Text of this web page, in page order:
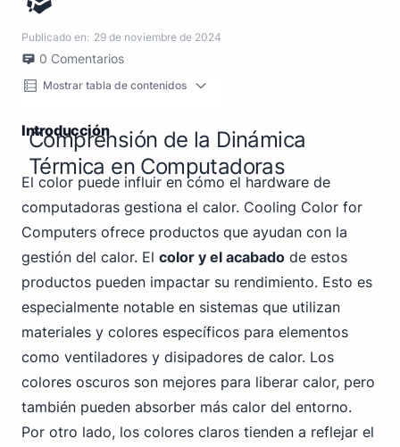
Publicado en: 29 de noviembre de 2024
0 Comentarios
Mostrar tabla de contenidos
Introducción
Comprensión de la Dinámica
Térmica en Computadoras
El color puede influir en cómo el hardware de
computadoras gestiona el calor. Cooling Color for
Computers ofrece productos que ayudan con la
gestión del calor. El color y el acabado de estos
productos pueden impactar su rendimiento. Esto es
especialmente notable en sistemas que utilizan
materiales y colores específicos para elementos
como ventiladores y disipadores de calor. Los
colores oscuros son mejores para liberar calor, pero
también pueden absorber más calor del entorno.
Por otro lado, los colores claros tienden a reflejar el